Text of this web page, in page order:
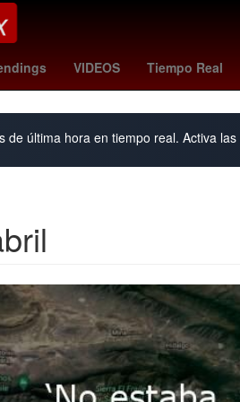
VIDEOS Tiempo Real
Abloy Auditorio Metropolitano Puebla
de última hora en tiempo real. Activa